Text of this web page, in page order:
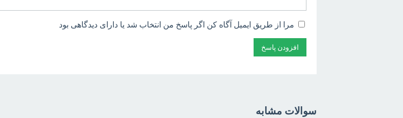
مرا از طریق ایمیل آگاه کن اگر پاسخ من انتخاب شد یا دارای دیدگاهی بود
سوالات مشابه